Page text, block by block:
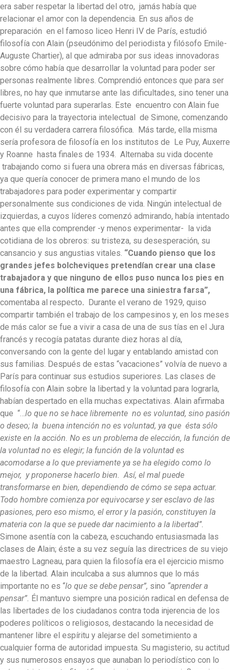
era saber respetar la libertad del otro, jamás había que
relacionar el amor con la dependencia. En sus años de
preparación en el famoso liceo Henri IV de París, estudió
filosofía con Alain (pseudónimo del periodista y filósofo Emile-
Auguste Chartier), al que admiraba por sus ideas innovadoras
sobre cómo había que desarrollar la voluntad para poder ser
personas realmente libres. Comprendió entonces que para ser
libres, no hay que inmutarse ante las dificultades, sino tener una
fuerte voluntad para superarlas. Este encuentro con Alain fue
decisivo para la trayectoria intelectual de Simone, comenzando
con él su verdadera carrera filosófica. Más tarde, ella misma
sería profesora de filosofía en los institutos de Le Puy, Auxerre
y Roanne hasta finales de 1934. Alternaba su vida docente
trabajando como si fuera una obrera más en diversas fábricas,
ya que quería conocer de primera mano el mundo de los
trabajadores para poder experimentar y compartir
personalmente sus condiciones de vida. Ningún intelectual de
izquierdas, a cuyos líderes comenzó admirando, había intentado
antes que ella comprender -y menos experimentar- la vida
cotidiana de los obreros: su tristeza, su desesperación, su
cansancio y sus angustias vitales. “Cuando pienso que los
grandes jefes bolcheviques pretendían crear una clase
trabajadora y que ninguno de ellos puso nunca los pies en
una fábrica, la política me parece una siniestra farsa”,
comentaba al respecto. Durante el verano de 1929, quiso
compartir también el trabajo de los campesinos y, en los meses
de más calor se fue a vivir a casa de una de sus tías en el Jura
francés y recogía patatas durante diez horas al día,
conversando con la gente del lugar y entablando amistad con
sus familias. Después de estas “vacaciones” volvía de nuevo a
París para continuar sus estudios superiores. Las clases de
filosofía con Alain sobre la libertad y la voluntad para lograrla,
habían despertado en ella muchas expectativas. Alain afirmaba
que “…lo que no se hace libremente no es voluntad, sino pasión
o deseo; la buena intención no es voluntad, ya que ésta sólo
existe en la acción. No es un problema de elección, la función de
la voluntad no es elegir; la función de la voluntad es
acomodarse a lo que previamente ya se ha elegido como lo
mejor, y proponerse hacerlo bien. Así, el mal puede
transformarse en bien, dependiendo de cómo se sepa actuar.
Todo hombre comienza por equivocarse y ser esclavo de las
pasiones, pero eso mismo, el error y la pasión, constituyen la
materia con la que se puede dar nacimiento a la libertad”.
Simone asentía con la cabeza, escuchando entusiasmada las
clases de Alain; éste a su vez seguía las directrices de su viejo
maestro Lagneau, para quien la filosofía era el ejercicio mismo
de la libertad. Alain inculcaba a sus alumnos que lo más
importante no es “lo que se debe pensar”, sino “aprender a
pensar”. Él mantuvo siempre una posición radical en defensa de
las libertades de los ciudadanos contra toda injerencia de los
poderes políticos o religiosos, destacando la necesidad de
mantener libre el espíritu y alejarse del sometimiento a
cualquier forma de autoridad impuesta. Su magisterio, su actitud
y sus numerosos ensayos que aunaban lo periodístico con lo